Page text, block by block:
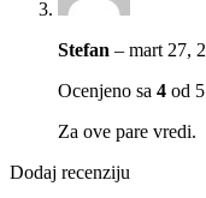
Stefan – mart 27,
Ocenjeno sa 4 od 5
Za ove pare vredi.
Dodaj recenziju